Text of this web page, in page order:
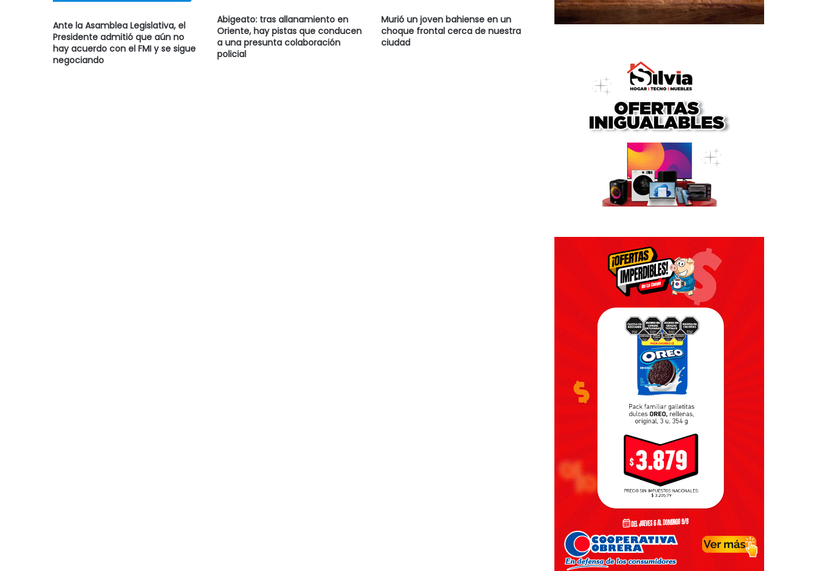
Ante la Asamblea Legislativa, el
Presidente admitió que aún no
hay acuerdo con el FMI y se sigue
negociando
Abigeato: tras allanamiento en
Oriente, hay pistas que conducen
a una presunta colaboración
policial
Murió un joven bahiense en un
choque frontal cerca de nuestra
ciudad